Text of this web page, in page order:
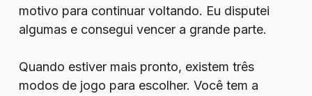
motivo para continuar voltando. Eu disputei
algumas e consegui vencer a grande parte.
Quando estiver mais pronto, existem três
modos de jogo para escolher. Você tem a